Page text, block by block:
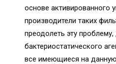
основе активированного
производители таких
преодолеть эту
бактериостатического
все имеющиеся на